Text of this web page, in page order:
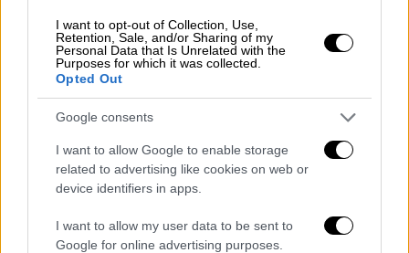
I want to opt-out of Collection, Use,
Retention, Sale, and/or Sharing of my
Personal Data that Is Unrelated with the
Purposes for which it was collected.
Opted Out
Google consents
I want to allow Google to enable storage
related to advertising like cookies on web or
device identifiers in apps.
I want to allow my user data to be sent to
Google for online advertising purposes.
μια σειρά από εγκλήματα εμπορίας
σεξουαλικών αγαθών.
Ο Breon Peace, εισαγγελέας των ΗΠΑ για
Ανατολική Περιφέρεια
της Νέας Υόρκης,
δήλωσε στην ανακοίνωση: «Ελπίζουμε ότι
αυτή η επίλυση, η οποίαπεριλαμβάνει
ορισμένες συμφωνημένες πληρωμές στις
γυναίκες των οποίων οι εικόνες είχαν
αναρτηθεί στις πλατφόρμες της εταιρείας